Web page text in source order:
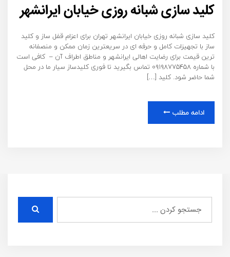
کلید سازی شبانه روزی خیابان ایرانشهر
کلید سازی شبانه روزی خیابان ایرانشهر تهران برای اعزام قفل ساز و کلید
ساز با تجهیزات کامل و حرفه ای در سریعترین زمان ممکن و منصفانه
ترین قیمت برای رضایت اهالی ایرانشهر و مناطق اطراف آن – کافی است
با شماره ۰۹۱۹۸۷۷۵۴۵۸ تماس بگیرید تا فوری کلیدساز سیار ما در محل
شما حاضر شود. کلید […]
ادامه مطلب